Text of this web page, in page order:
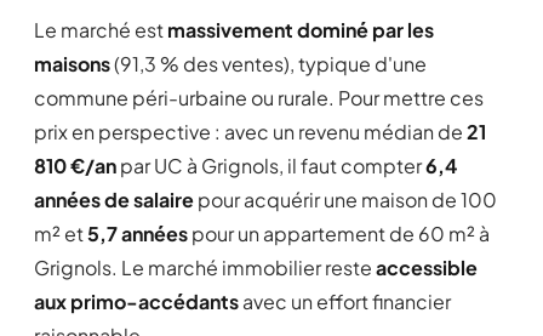
Le marché estmassivement dominé par les
maisons(91,3 % des ventes), typique d'une
commune péri-urbaine ou rurale. Pour mettre ces
prix en perspective : avec un revenu médian de21
810 €/anpar UC à Grignols, il faut compter6,4
années de salairepour acquérir une maison de 100
m² et5,7 annéespour un appartement de 60 m² à
Grignols. Le marché immobilier resteaccessible
aux primo-accédantsavec un effort financier